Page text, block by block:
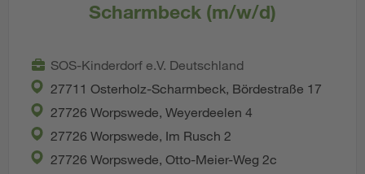
Scharmbeck (m/w/d)
SOS-Kinderdorf e.V. Deutschland
27711 Osterholz-Scharmbeck, Bördestraße 17
27726 Worpswede, Weyerdeelen 4
27726 Worpswede, Im Rusch 2
27726 Worpswede, Otto-Meier-Weg 2c